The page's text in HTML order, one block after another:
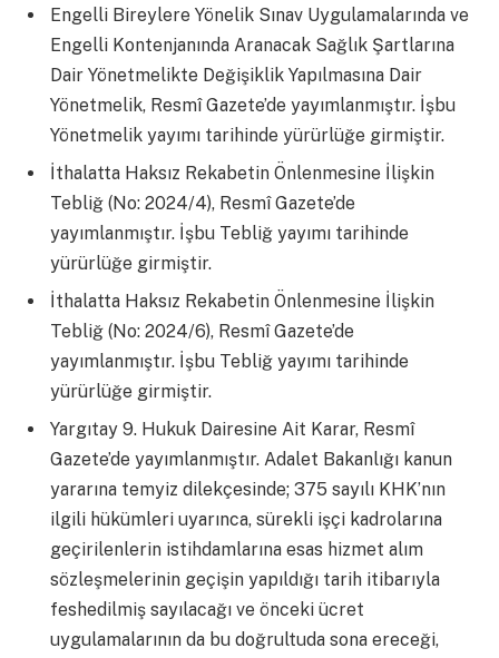
Engelli Bireylere Yönelik Sınav Uygulamalarında ve
Engelli Kontenjanında Aranacak Sağlık Şartlarına
Dair Yönetmelikte Değişiklik Yapılmasına Dair
Yönetmelik, Resmî Gazete’de yayımlanmıştır. İşbu
Yönetmelik yayımı tarihinde yürürlüğe girmiştir.
İthalatta Haksız Rekabetin Önlenmesine İlişkin
Tebliğ (No: 2024/4), Resmî Gazete’de
yayımlanmıştır. İşbu Tebliğ yayımı tarihinde
yürürlüğe girmiştir.
İthalatta Haksız Rekabetin Önlenmesine İlişkin
Tebliğ (No: 2024/6), Resmî Gazete’de
yayımlanmıştır. İşbu Tebliğ yayımı tarihinde
yürürlüğe girmiştir.
Yargıtay 9. Hukuk Dairesine Ait Karar, Resmî
Gazete’de yayımlanmıştır. Adalet Bakanlığı kanun
yararına temyiz dilekçesinde; 375 sayılı KHK’nın
ilgili hükümleri uyarınca, sürekli işçi kadrolarına
geçirilenlerin istihdamlarına esas hizmet alım
sözleşmelerinin geçişin yapıldığı tarih itibarıyla
feshedilmiş sayılacağı ve önceki ücret
uygulamalarının da bu doğrultuda sona ereceği,